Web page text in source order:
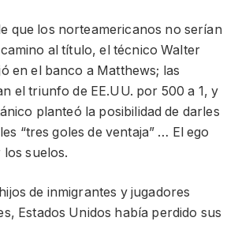
que los norteamericanos no serían
al título, el técnico Walter
en el banco a Matthews; las
el triunfo de EE.UU. por 500 a 1, y
planteó la posibilidad de darles
“tres goles de ventaja” … El ego
suelos.
de inmigrantes y jugadores
Estados Unidos había perdido sus